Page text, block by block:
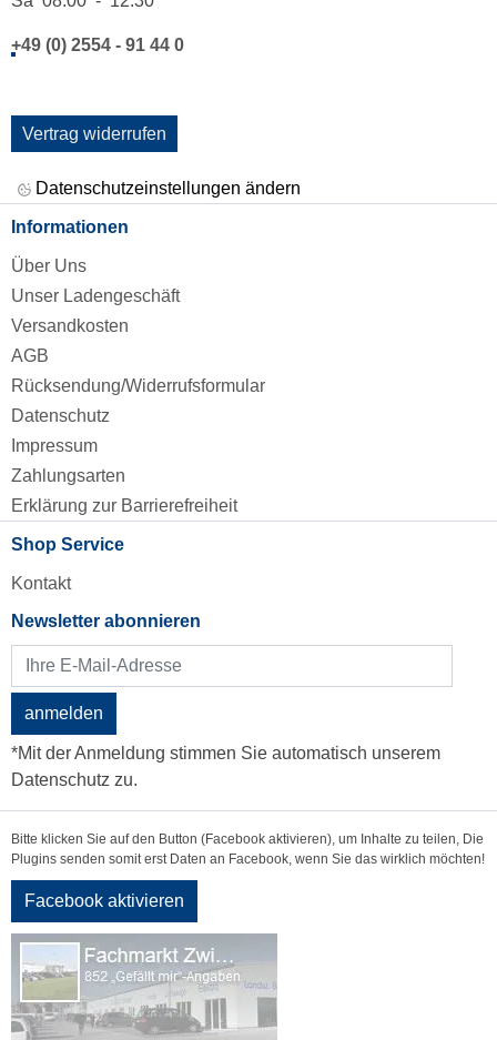
+49 (0) 2554 - 91 44 0
Vertrag widerrufen
Datenschutzeinstellungen ändern
Informationen
Über Uns
Unser Ladengeschäft
Versandkosten
AGB
Rücksendung/Widerrufsformular
Datenschutz
Impressum
Zahlungsarten
Erklärung zur Barrierefreiheit
Shop Service
Kontakt
Newsletter abonnieren
anmelden
*Mit der Anmeldung stimmen Sie automatisch unserem
Datenschutz zu.
Bitte klicken Sie auf den Button (Facebook aktivieren), um Inhalte zu teilen, Die
Plugins senden somit erst Daten an Facebook, wenn Sie das wirklich möchten!
Facebook aktivieren